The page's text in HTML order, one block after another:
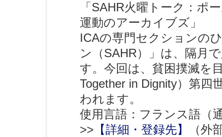
「SAHR火曜トーク：ポ
運動のアーカイブズ」
ICAの専門セクションの
ン（SAHR）」は、隔月
す。今回は、貧困撲滅を
Together in Dignity）第四
われます。
使用言語：フランス語（
>> 【詳細・登録先】 （外